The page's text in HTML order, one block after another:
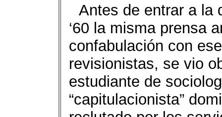
Antes de entrar a la
‘60 la misma prensa
confabulación con
revisionistas, se vio
estudiante de
“capitulacionista”